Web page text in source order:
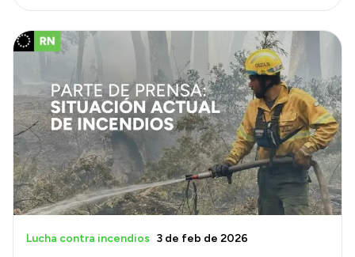
Lucha contra incendios 3 de feb de 2026